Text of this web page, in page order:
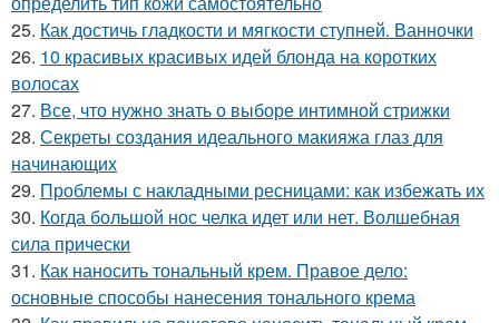
25. Как достичь гладкости и мягкости ступней. Ванночки
26. 10 красивых красивых идей блонда на коротких
волосах
27. Все, что нужно знать о выборе интимной стрижки
28. Секреты создания идеального макияжа глаз для
начинающих
29. Проблемы с накладными ресницами: как избежать их
30. Когда большой нос челка идет или нет. Волшебная
сила прически
31. Как наносить тональный крем. Правое дело:
основные способы нанесения тонального крема